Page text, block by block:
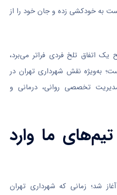
به خودکشی زده و جان خود را از
یک اتفاق تلخ فردی فراتر می‌برد،
به‌ویژه نقش شهرداری تهران در
مدیریت تخصصی روانی، درمانی و
تیم‌های ما وارد
جنگ ۱۲ روزه آغاز شد؛ زمانی که شهرداری تهران